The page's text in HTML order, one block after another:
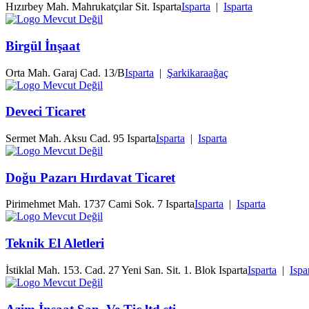
Hızırbey Mah. Mahrukatçılar Sit. IspartaIsparta | Isparta
Birgül İnşaat
Orta Mah. Garaj Cad. 13/BIsparta | Şarkikaraağaç
Deveci Ticaret
Sermet Mah. Aksu Cad. 95 IspartaIsparta | Isparta
Doğu Pazarı Hırdavat Ticaret
Pirimehmet Mah. 1737 Cami Sok. 7 IspartaIsparta | Isparta
Teknik El Aletleri
İstiklal Mah. 153. Cad. 27 Yeni San. Sit. 1. Blok IspartaIsparta |